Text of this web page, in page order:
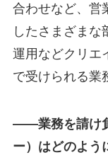
合わせなど、営
したさまざまな
運用などクリエ
で受けられる業
——業務を請け
ー）はどのよう